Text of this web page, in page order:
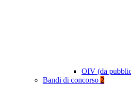
OIV (da
Bandi di concorso 2